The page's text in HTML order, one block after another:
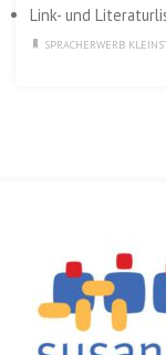
Link- und
SPRACHERWERB